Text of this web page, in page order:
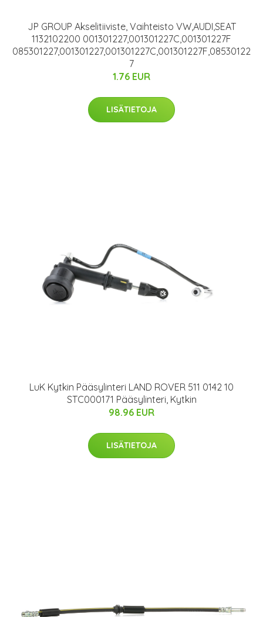
JP GROUP Akselitiiviste, Vaihteisto VW,AUDI,SEAT
1132102200 001301227,001301227C,001301227F
085301227,001301227,001301227C,001301227F,08530122
7
1.76 EUR
LISÄTIETOJA
LuK Kytkin Pääsylinteri LAND ROVER 511 0142 10
STC000171 Pääsylinteri, Kytkin
98.96 EUR
LISÄTIETOJA